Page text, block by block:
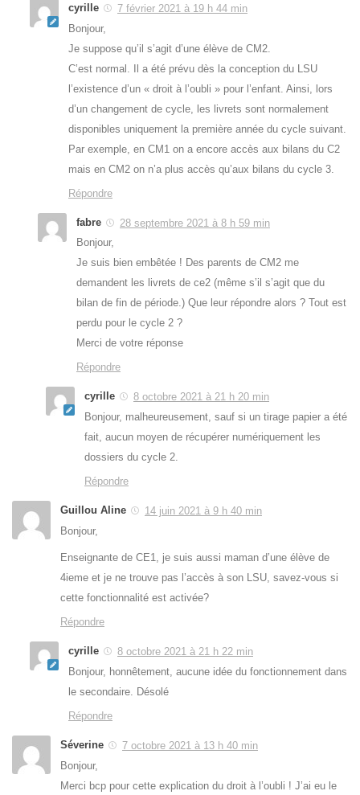
cyrille
7 février 2021 à 19 h 44 min
Bonjour,
Je suppose qu’il s’agit d’une élève de CM2.
C’est normal. Il a été prévu dès la conception du LSU
l’existence d’un « droit à l’oubli » pour l’enfant. Ainsi, lors
d’un changement de cycle, les livrets sont normalement
disponibles uniquement la première année du cycle suivant.
Par exemple, en CM1 on a encore accès aux bilans du C2
mais en CM2 on n’a plus accès qu’aux bilans du cycle 3.
Répondre
fabre
28 septembre 2021 à 8 h 59 min
Bonjour,
Je suis bien embêtée ! Des parents de CM2 me
demandent les livrets de ce2 (même s’il s’agit que du
bilan de fin de période.) Que leur répondre alors ? Tout est
perdu pour le cycle 2 ?
Merci de votre réponse
Répondre
cyrille
8 octobre 2021 à 21 h 20 min
Bonjour, malheureusement, sauf si un tirage papier a été
fait, aucun moyen de récupérer numériquement les
dossiers du cycle 2.
Répondre
Guillou Aline
14 juin 2021 à 9 h 40 min
Bonjour,
Enseignante de CE1, je suis aussi maman d’une élève de
4ieme et je ne trouve pas l’accès à son LSU, savez-vous si
cette fonctionnalité est activée?
Répondre
cyrille
8 octobre 2021 à 21 h 22 min
Bonjour, honnêtement, aucune idée du fonctionnement dans
le secondaire. Désolé
Répondre
Séverine
7 octobre 2021 à 13 h 40 min
Bonjour,
Merci bcp pour cette explication du droit à l’oubli ! J’ai eu le